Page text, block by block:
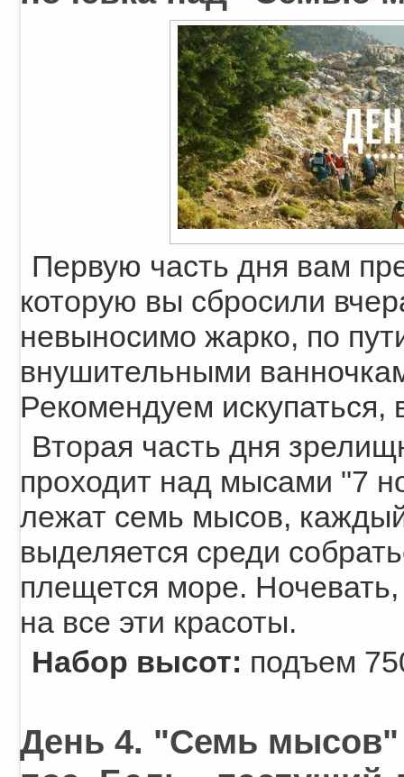
Первую часть дня вам
которую вы сбросили
невыносимо жарко, по
внушительными
Рекомендуем искупаться,
Вторая часть дня
проходит над мысами "7
лежат семь мысов,
выделяется среди
плещется море.
на все эти красоты.
Набор высот: подъем
День 4. "Семь мысов"